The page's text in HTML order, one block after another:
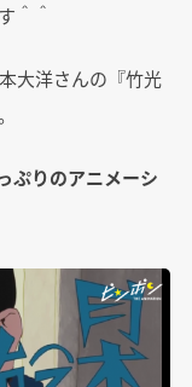
＾＾
大洋さんの『竹光
ぷりのアニメーシ